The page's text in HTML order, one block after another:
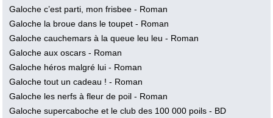
Galoche c’est parti, mon frisbee- Roman
Galoche la broue dans le toupet- Roman
Galoche cauchemars à la queue leu leu- Roman
Galoche aux oscars- Roman
Galoche héros malgré lui- Roman
Galoche tout un cadeau !- Roman
Galoche les nerfs à fleur de poil- Roman
Galoche supercaboche et le club des 100 000 poils- BD